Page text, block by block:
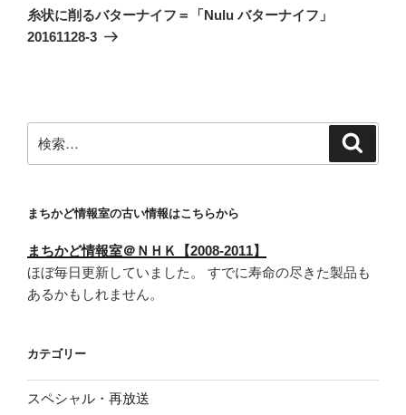
ー
シ
の
投
糸状に削るバターナイフ＝「Nulu バターナイフ」
20161128-3
索:
まちかど情報室の古い情報はこちらから
まちかど情報室＠ＮＨＫ【2008-2011】
ほぼ毎日更新していました。 すでに寿命の尽きた製品も
あるかもしれません。
カテゴリー
スペシャル・再放送